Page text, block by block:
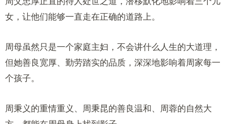
女，让他们能够一直走在正确的道路上。
周母虽然只是一个家庭主妇，不会讲什么人生的大道理，
但她善良宽厚、勤劳踏实的品质，深深地影响着周家每一
个孩子。
周秉义的重情重义、周秉昆的善良温和、周蓉的自然大